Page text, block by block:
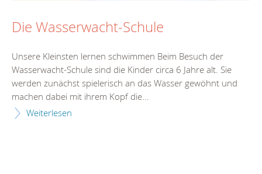
Die Wasserwacht-Schule
Unsere Kleinsten lernen schwimmen Beim Besuch der
Wasserwacht-Schule sind die Kinder circa 6 Jahre alt. Sie
werden zunächst spielerisch an das Wasser gewöhnt und
machen dabei mit ihrem Kopf die...
Weiterlesen